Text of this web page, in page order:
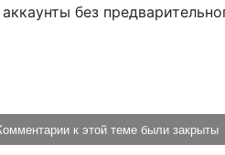
без
к этой теме были закрыты